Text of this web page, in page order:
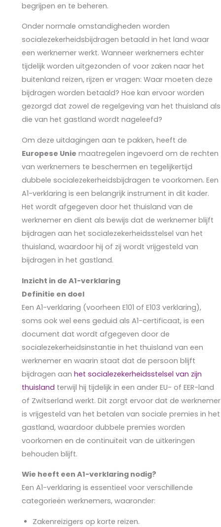
begrijpen en te beheren.
Onder normale omstandigheden worden
socialezekerheidsbijdragen betaald in het land waar
een werknemer werkt. Wanneer werknemers echter
tijdelijk worden uitgezonden of voor zaken naar het
buitenland reizen, rijzen er vragen: Waar moeten deze
bijdragen worden betaald? Hoe kan ervoor worden
gezorgd dat zowel de regelgeving van het thuisland als
die van het gastland wordt nageleefd?
Om deze uitdagingen aan te pakken, heeft de
Europese Unie maatregelen ingevoerd om de rechten
van werknemers te beschermen en tegelijkertijd
dubbele socialezekerheidsbijdragen te voorkomen. Een
A1-verklaring is een belangrijk instrument in dit kader.
Het wordt afgegeven door het thuisland van de
werknemer en dient als bewijs dat de werknemer blijft
bijdragen aan het socialezekerheidsstelsel van het
thuisland, waardoor hij of zij wordt vrijgesteld van
bijdragen in het gastland.
Inzicht in de A1-verklaring
Definitie en doel
Een A1-verklaring (voorheen E101 of E103 verklaring),
soms ook wel eens geduid als A1-certificaat, is een
document dat wordt afgegeven door de
socialezekerheidsinstantie in het thuisland van een
werknemer en waarin staat dat de persoon blijft
bijdragen aanhet socialezekerheidsstelsel van zijn
thuisland terwijl hij tijdelijk in een ander EU- of EER-land
of Zwitserland werkt. Dit zorgt ervoor dat de werknemer
is vrijgesteld van het betalen van sociale premies in het
gastland, waardoor dubbele premies worden
voorkomen en de continuïteit van de uitkeringen
behouden blijft.
Wie heeft een A1-verklaring nodig?
Een A1-verklaring is essentieel voor verschillende
categorieën werknemers, waaronder:
Zakenreizigers op korte reizen.